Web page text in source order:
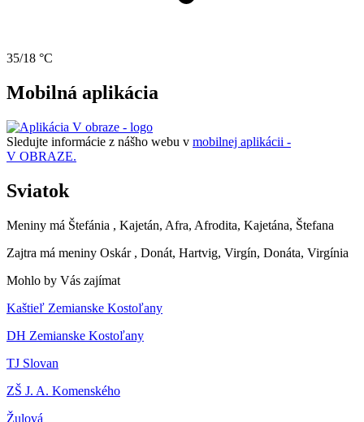
35/18 °C
Mobilná aplikácia
Sledujte informácie z nášho webu v mobilnej aplikácii -
V OBRAZE.
Sviatok
Meniny má Štefánia , Kajetán, Afra, Afrodita, Kajetána, Štefana
Zajtra má meniny Oskár , Donát, Hartvig, Virgín, Donáta, Virgínia
Mohlo by Vás zajímat
Kaštieľ Zemianske Kostoľany
DH Zemianske Kostoľany
TJ Slovan
ZŠ J. A. Komenského
Žulová